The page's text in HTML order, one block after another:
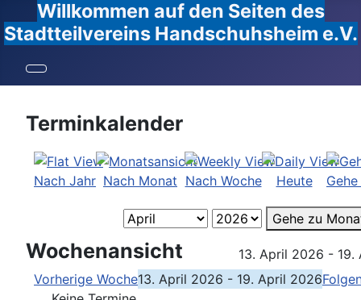
Willkommen auf den Seiten des
Stadtteilvereins Handschuhsheim e.V.
Terminkalender
Nach Jahr Nach Monat Nach Woche Heute
Gehe zu
Wochenansicht
13. April 2026 - 19.
Vorherige Woche13. April 2026 - 19. April 2026